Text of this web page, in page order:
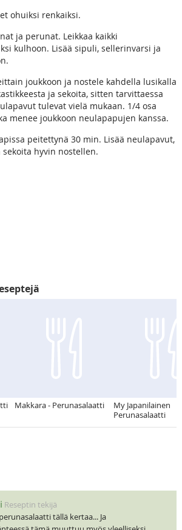
ohuiksi renkaiksi.
ja perunat. Leikkaa kaikki
kulhoon. Lisää sipuli, sellerinvarsi ja
joukkoon ja nostele kahdella lusikalla
ja sekoita, sitten tarvittaessa
tulevat vielä mukaan. 1/4 osa
menee joukkoon neulapapujen kanssa.
peitettynä 30 min. Lisää neulapavut,
hyvin nostellen.
Makkara - Perunasalaatti
My Japanilainen
Perunasalaatti
Reseptin tekijä
tällä kertaa... Ja